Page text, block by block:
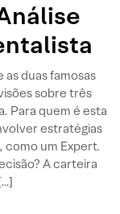
duas famosas
sobre três
Para quem é esta
estratégias
como um Expert.
A carteira